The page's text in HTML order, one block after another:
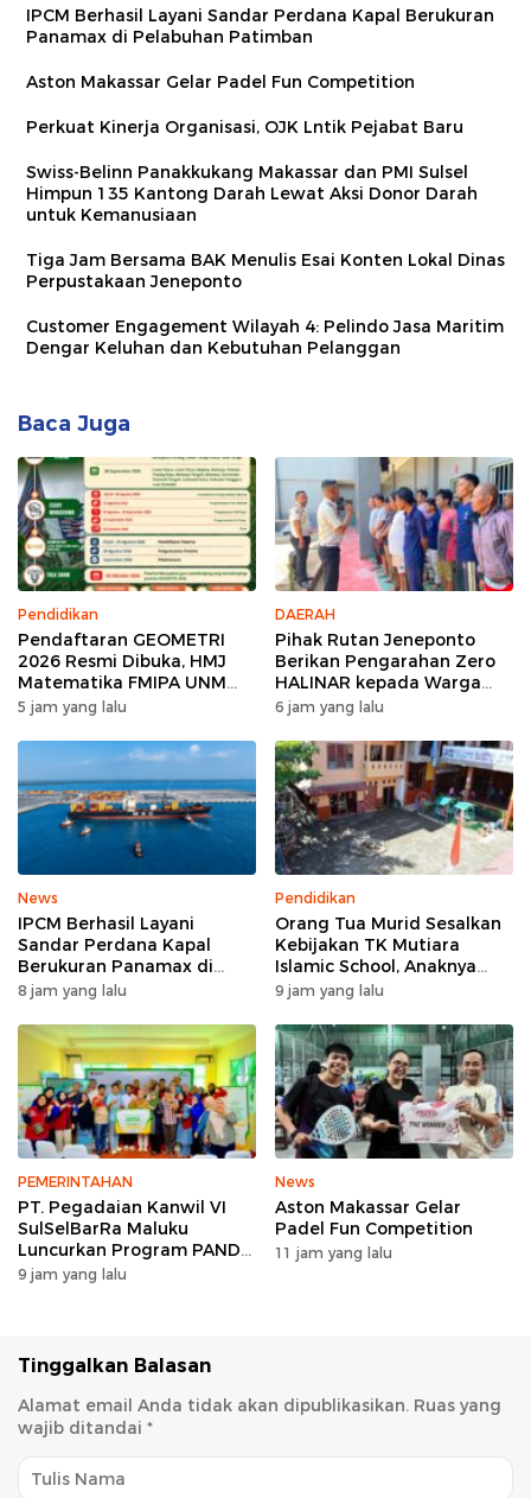
IPCM Berhasil Layani Sandar Perdana Kapal Berukuran
Panamax di Pelabuhan Patimban
Aston Makassar Gelar Padel Fun Competition
Perkuat Kinerja Organisasi, OJK Lntik Pejabat Baru
Swiss-Belinn Panakkukang Makassar dan PMI Sulsel
Himpun 135 Kantong Darah Lewat Aksi Donor Darah
untuk Kemanusiaan
Tiga Jam Bersama BAK Menulis Esai Konten Lokal Dinas
Perpustakaan Jeneponto
Customer Engagement Wilayah 4: Pelindo Jasa Maritim
Dengar Keluhan dan Kebutuhan Pelanggan
Baca Juga
Pendidikan
Pendaftaran GEOMETRI
2026 Resmi Dibuka, HMJ
Matematika FMIPA UNM
Siapkan Ajang Kompetisi
5 jam yang lalu
DAERAH
Pihak Rutan Jeneponto
Berikan Pengarahan Zero
HALINAR kepada Warga
Binaan di Blok Hunian
6 jam yang lalu
News
IPCM Berhasil Layani
Sandar Perdana Kapal
Berukuran Panamax di
Pelabuhan Patimban
8 jam yang lalu
Pendidikan
Orang Tua Murid Sesalkan
Kebijakan TK Mutiara
Islamic School, Anaknya
Dikeluarkan Usai Insiden
9 jam yang lalu
PEMERINTAHAN
PT. Pegadaian Kanwil VI
SulSelBarRa Maluku
Luncurkan Program PANDE
EMAS untuk Perkuat
9 jam yang lalu
News
Aston Makassar Gelar
Padel Fun Competition
11 jam yang lalu
Tinggalkan Balasan
Alamat email Anda tidak akan dipublikasikan. Ruas yang
wajib ditandai *